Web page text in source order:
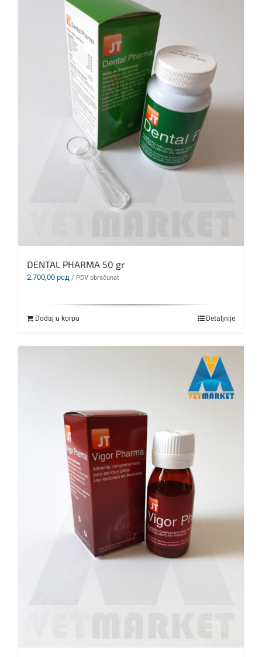
DENTAL PHARMA 50 gr
2.700,00 рсд / PDV obračunat
Dodaj u korpu Detaljnije